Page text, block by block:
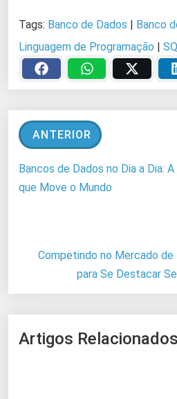
Tags: Banco de Dados | Banco
Linguagem de Programação |
ANTERIOR
Bancos de Dados no Dia a Dia:
que Move o Mundo
Competindo no Mercado
para Se Destacar
Artigos Relacionados